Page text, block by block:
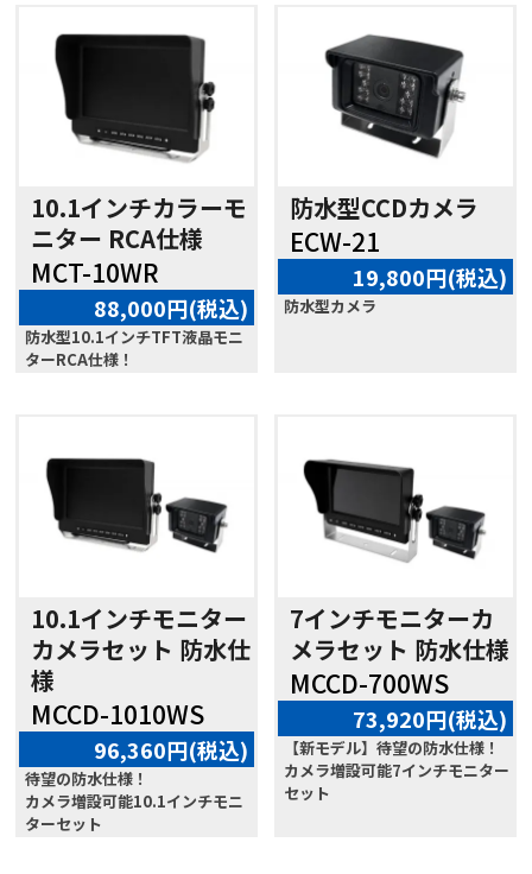
10.1インチカラーモ
ニター RCA仕様
MCT-10WR
88,000円(税込)
防水型10.1インチTFT液晶モニ
ターRCA仕様！
防水型CCDカメラ
ECW-21
19,800円(税込)
防水型カメラ
10.1インチモニター
カメラセット 防水仕
様
MCCD-1010WS
96,360円(税込)
待望の防水仕様！
カメラ増設可能10.1インチモニ
ターセット
7インチモニターカ
メラセット 防水仕様
MCCD-700WS
73,920円(税込)
【新モデル】待望の防水仕様！
カメラ増設可能7インチモニター
セット